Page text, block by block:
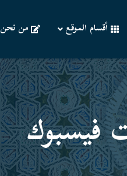
أقسام الموقع من نحن